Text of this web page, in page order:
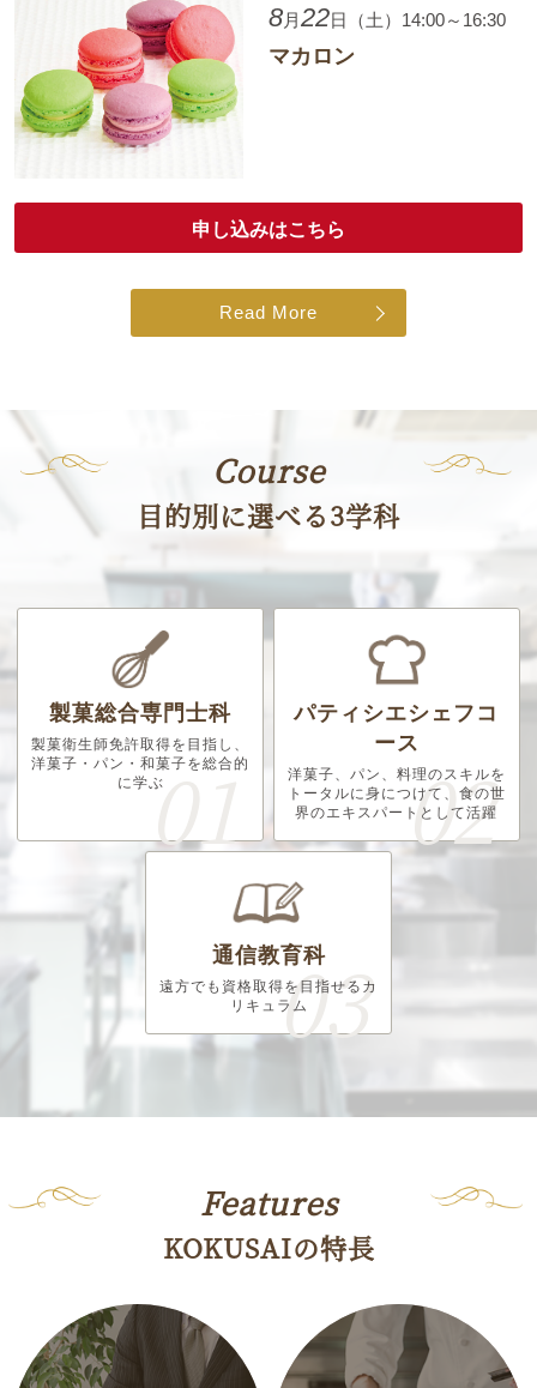
8月22日（土）14:00～16:30
マカロン
申し込みはこちら
Read More
Course
目的別に選べる3学科
製菓総合専門士科
製菓衛生師免許取得を目指し、
洋菓子・パン・和菓子を総合的
に学ぶ
パティシエシェフコ
ース
洋菓子、パン、料理のスキルを
トータルに身につけて、食の世
界のエキスパートとして活躍
通信教育科
遠方でも資格取得を目指せる カ
リキュラム
Features
KOKUSAIの特長